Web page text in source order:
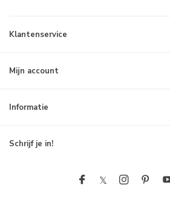
Klantenservice
Mijn account
Informatie
Schrijf je in!